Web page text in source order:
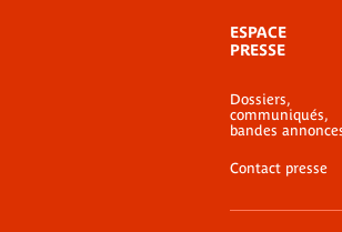
de
bas-
page
ESPACE
PRESSE
Dossiers,
communiqués,
bandes
Contact presse